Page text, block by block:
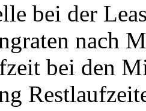
bei der
nach
bei den